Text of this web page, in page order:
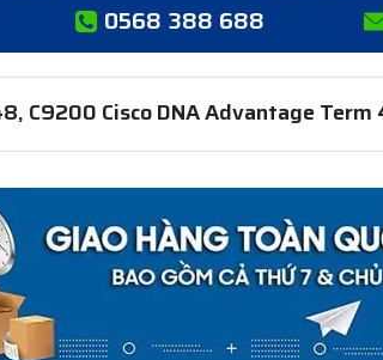
0568 388 688
C9200 Cisco DNA Advantage